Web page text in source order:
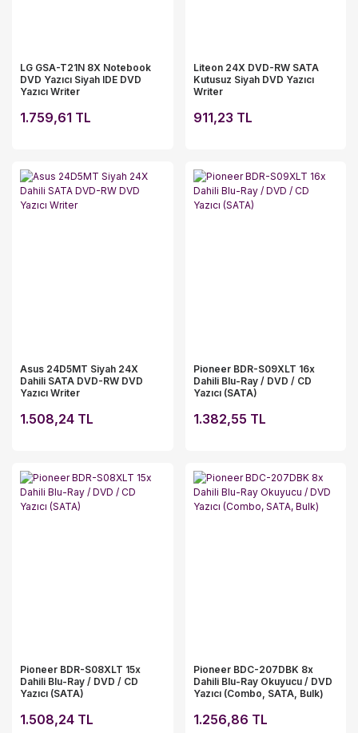
LG GSA-T21N 8X Notebook
DVD Yazıcı Siyah IDE DVD
Yazıcı Writer
1.759,61 TL
Liteon 24X DVD-RW SATA
Kutusuz Siyah DVD Yazıcı
Writer
911,23 TL
Asus 24D5MT Siyah 24X
Dahili SATA DVD-RW DVD
Yazıcı Writer
1.508,24 TL
Pioneer BDR-S09XLT 16x
Dahili Blu-Ray / DVD / CD
Yazıcı (SATA)
1.382,55 TL
Pioneer BDR-S08XLT 15x
Dahili Blu-Ray / DVD / CD
Yazıcı (SATA)
1.508,24 TL
Pioneer BDC-207DBK 8x
Dahili Blu-Ray Okuyucu / DVD
Yazıcı (Combo, SATA, Bulk)
1.256,86 TL